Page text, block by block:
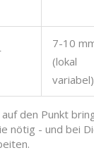
7-10
(lokal
variabel)
den Punkt
nötig - und bei